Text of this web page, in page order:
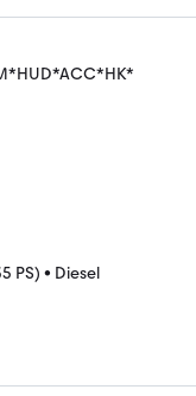
PS) • Diesel